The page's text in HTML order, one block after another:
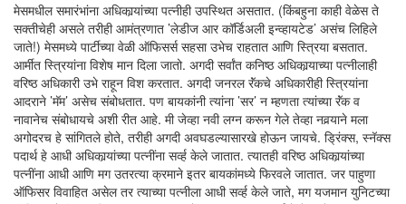
मेसमधील समारंभांना अधिकार्‍यांच्या पत्नीही उपस्थित असतात. (किंबहुना काही वेळेस ते
सक्तीचेही असले तरीही आमंत्रणात ’लेडीज आर कॉर्डिअली इन्व्हायटेड’ असंच लिहिले
जाते!) मेसमध्ये पार्टीच्या वेळी ऑफिसर्स सहसा उभेच राहतात आणि स्त्रिया बसतात.
आर्मीत स्त्रियांना विशेष मान दिला जातो. अगदी सर्वांत कनिष्ठ अधिकार्‍याच्या पत्नीलाही
वरिष्ठ अधिकारी उभे राहून विश करतात. अगदी जनरल रॅंकचे अधिकारीही स्त्रियांना
आदराने ’मॅम’ असेच संबोधतात. पण बायकांनी त्यांना ’सर’ न म्हणता त्यांच्या रॅंक व
नावानेच संबोधायचे अशी रीत आहे. मी जेव्हा नवी लग्न करून गेले तेव्हा नवर्‍याने मला
अगोदरच हे सांगितले होते, तरीही अगदी अवघडल्यासारखे होऊन जायचे. ड्रिंक्स, स्नॅक्स
पदार्थ हे आधी अधिकार्‍यांच्या पत्नींना सर्व्ह केले जातात. त्यातही वरिष्ठ अधिकार्‍यांच्या
पत्नींना आधी आणि मग उतरत्या क्रमाने इतर बायकांमध्ये फिरवले जातात. जर पाहुणा
ऑफिसर विवाहित असेल तर त्याच्या पत्नीला आधी सर्व्ह केले जाते, मग यजमान युनिटच्या